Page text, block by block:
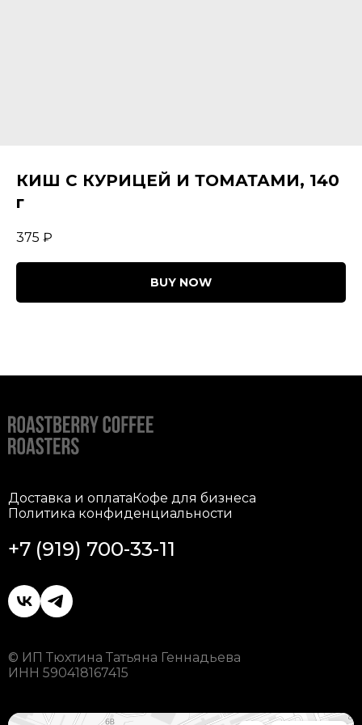
КИШ С КУРИЦЕЙ И ТОМАТАМИ, 140
г
375 ₽
BUY NOW
Доставка и оплатаКофе для бизнеса
Политика конфиденциальности
+7 (919) 700-33-11
© ИП Тюхтина Татьяна Геннадьева
ИНН 590418167415